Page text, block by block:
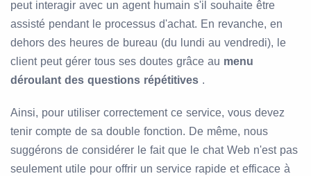
peut interagir avec un agent humain s'il souhaite être
assisté pendant le processus d'achat. En revanche, en
dehors des heures de bureau (du lundi au vendredi), le
client peut gérer tous ses doutes grâce au menu
déroulant des questions répétitives .
Ainsi, pour utiliser correctement ce service, vous devez
tenir compte de sa double fonction. De même, nous
suggérons de considérer le fait que le chat Web n'est pas
seulement utile pour offrir un service rapide et efficace à